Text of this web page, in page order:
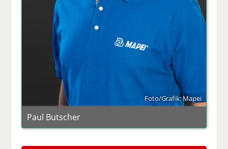
Foto/Grafik: Mapei
Paul Butscher